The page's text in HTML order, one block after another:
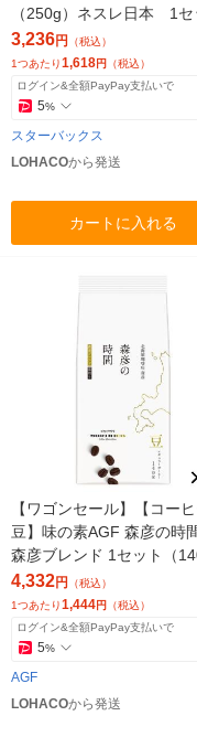
（250g）ネスレ日本 1セ
（250g×2袋）
3,236円 （税込）
1つあたり1,618円 （税込）
ログイン&全額PayPay支払いで
5%
スターバックス
LOHACOから発送
カートに入れる
【ワゴンセール】【コー
豆】味の素AGF 森彦の時
森彦ブレンド 1セット（
袋）
4,332円
（税込）
1つあたり1,444円 （税込）
ログイン&全額PayPay支払いで
5%
AGF
LOHACOから発送